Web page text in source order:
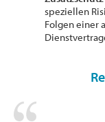
speziellen
Folgen einer